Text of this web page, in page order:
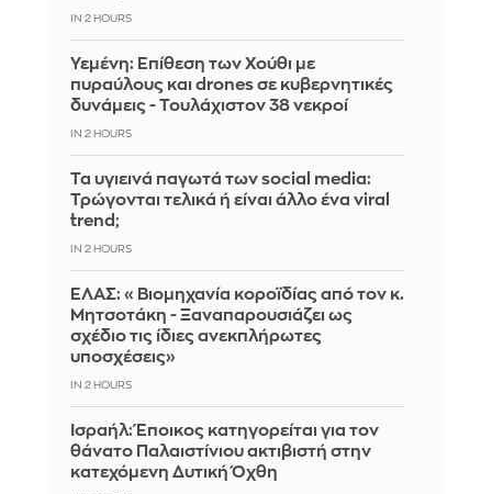
IN 2 HOURS
Υεμένη: Επίθεση των Χούθι με
πυραύλους και drones σε κυβερνητικές
δυνάμεις - Τουλάχιστον 38 νεκροί
IN 2 HOURS
Τα υγιεινά παγωτά των social media:
Τρώγονται τελικά ή είναι άλλο ένα viral
trend;
IN 2 HOURS
ΕΛΑΣ: «Βιομηχανία κοροϊδίας από τον κ.
Μητσοτάκη - Ξαναπαρουσιάζει ως
σχέδιο τις ίδιες ανεκπλήρωτες
υποσχέσεις»
IN 2 HOURS
Ισραήλ: Έποικος κατηγορείται για τον
θάνατο Παλαιστίνιου ακτιβιστή στην
κατεχόμενη Δυτική Όχθη